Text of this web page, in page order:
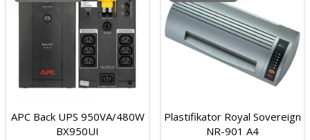
APC Back UPS 950VA/480W
BX950UI
Plastifikator Royal Sovereign
NR-901 A4